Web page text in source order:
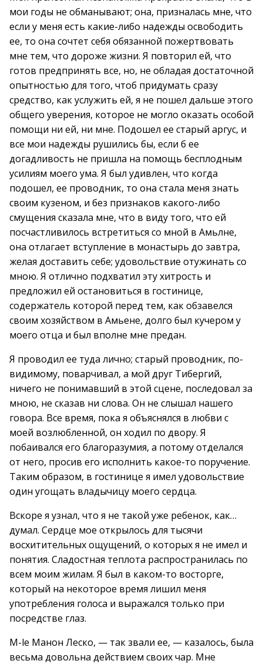
мои годы не обманывают; она, призналась мне, что
если у меня есть какие-либо надежды освободить
ее, то она сочтет себя обязанной пожертвовать
мне тем, что дороже жизни. Я повторил ей, что
готов предпринять все, но, не обладая достаточной
опытностью для того, чтоб придумать сразу
средство, как услужить ей, я не пошел дальше этого
общего уверения, которое не могло оказать особой
помощи ни ей, ни мне. Подошел ее старый аргус, и
все мои надежды рушились бы, если б ее
догадливость не пришла на помощь бесплодным
усилиям моего ума. Я был удивлен, что когда
подошел, ее проводник, то она стала меня знать
своим кузеном, и без признаков какого-либо
смущения сказала мне, что в виду того, что ей
посчастливилось встретиться со мной в Амьлне,
она отлагает вступление в монастырь до завтра,
желая доставить себе; удовольствие отужинать со
мною. Я отлично подхватил эту хитрость и
предложил ей остановиться в гостинице,
содержатель которой перед тем, как обзавелся
своим хозяйством в Амьене, долго был кучером у
моего отца и был вполне мне предан.
Я проводил ее туда лично; старый проводник, по-
видимому, поварчивал, а мой друг Тибергий,
ничего не понимавший в этой сцене, последовал за
мною, не сказав ни слова. Он не слышал нашего
говора. Все время, пока я объяснялся в любви с
моей возлюбленной, он ходил по двору. Я
побаивался его благоразумия, а потому отделался
от него, просив его исполнить какое-то поручение.
Таким образом, в гостинице я имел удовольствие
один угощать владычицу моего сердца.
Вскоре я узнал, что я не такой уже ребенок, как…
думал. Сердце мое открылось для тысячи
восхитительных ощущений, о которых я не имел и
понятия. Сладостная теплота распространилась по
всем моим жилам. Я был в каком-то восторге,
который на некоторое время лишил меня
употребления голоса и выражался только при
посредстве глаз.
М-le Манон Леско, — так звали ее, — казалось, была
весьма довольна действием своих чар. Мне